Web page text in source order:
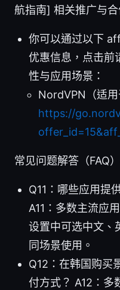
航指南] 相关推广与
你可以通过以下
优惠信息，点击前
性与应用场景：
NordVPN（适
https://
常见问题解答（FAQ
Q11：哪些应用提
A11：多数主流应
设置中可选中文、
同场景使用。
Q12：在韩国购买
付方式？ A12：多